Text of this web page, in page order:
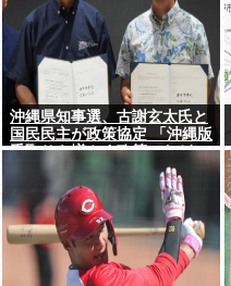
沖縄県知事選、古謝玄太氏と
国民民主が政策協定 「沖縄版
手取りを増やす政策」など5